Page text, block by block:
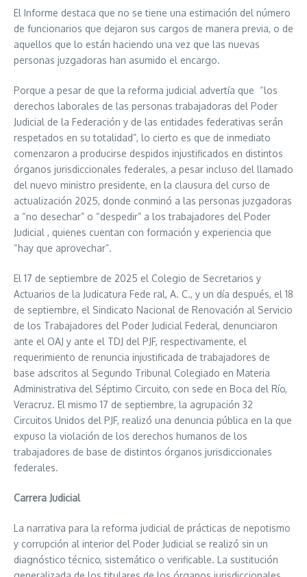
El Informe destaca que no se tiene una estimación del número
de funcionarios que dejaron sus cargos de manera previa, o de
aquellos que lo están haciendo una vez que las nuevas
personas juzgadoras han asumido el encargo.
Porque a pesar de que la reforma judicial advertía que “los
derechos laborales de las personas trabajadoras del Poder
Judicial de la Federación y de las entidades federativas serán
respetados en su totalidad”, lo cierto es que de inmediato
comenzaron a producirse despidos injustificados en distintos
órganos jurisdiccionales federales, a pesar incluso del llamado
del nuevo ministro presidente, en la clausura del curso de
actualización 2025, donde conminó a las personas juzgadoras
a “no desechar” o “despedir” a los trabajadores del Poder
Judicial , quienes cuentan con formación y experiencia que
“hay que aprovechar”.
El 17 de septiembre de 2025 el Colegio de Secretarios y
Actuarios de la Judicatura Fede ral, A. C., y un día después, el 18
de septiembre, el Sindicato Nacional de Renovación al Servicio
de los Trabajadores del Poder Judicial Federal, denunciaron
ante el OAJ y ante el TDJ del PJF, respectivamente, el
requerimiento de renuncia injustificada de trabajadores de
base adscritos al Segundo Tribunal Colegiado en Materia
Administrativa del Séptimo Circuito, con sede en Boca del Río,
Veracruz. El mismo 17 de septiembre, la agrupación 32
Circuitos Unidos del PJF, realizó una denuncia pública en la que
expuso la violación de los derechos humanos de los
trabajadores de base de distintos órganos jurisdiccionales
federales.
Carrera Judicial
La narrativa para la reforma judicial de prácticas de nepotismo
y corrupción al interior del Poder Judicial se realizó sin un
diagnóstico técnico, sistemático o verificable. La sustitución